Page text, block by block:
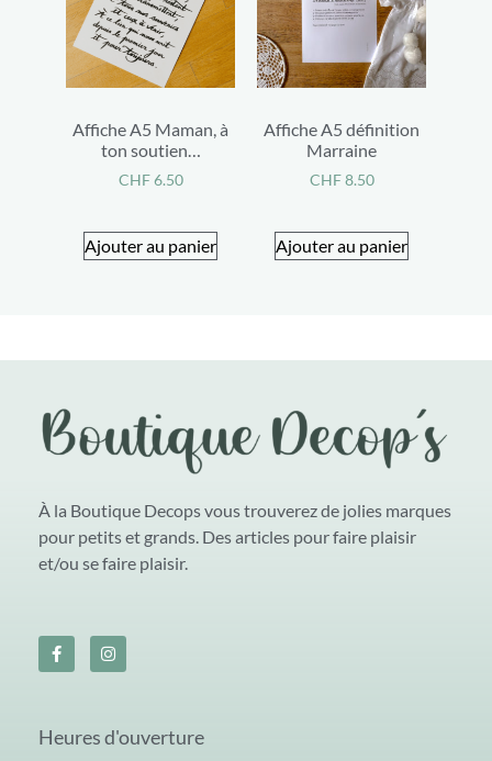
Affiche A5 Maman, à
ton soutien…
CHF6.50
Ajouter au panier
Affiche A5 définition
Marraine
CHF8.50
Ajouter au panier
À la Boutique Decops vous trouverez de jolies marques
pour petits et grands. Des articles pour faire plaisir
et/ou se faire plaisir.
Heures d'ouverture